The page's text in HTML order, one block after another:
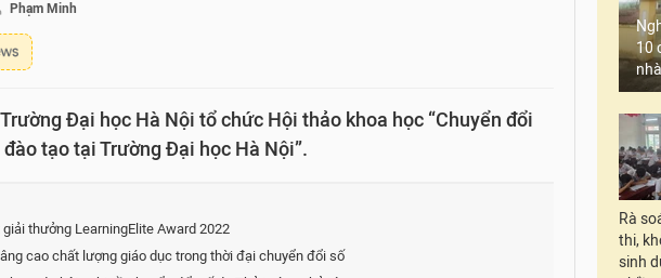
Phạm Minh
Đại học Hà Nội tổ chức Hội thảo khoa học “Chuyển đổi
tạo tại Trường Đại học Hà Nội”.
thưởng LearningElite Award 2022
cao chất lượng giáo dục trong thời đại chuyển đổi số
10
Rà
thi,
sinh